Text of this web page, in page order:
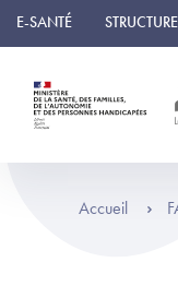
Panneau de gestion
E-SANTÉ
Accueil